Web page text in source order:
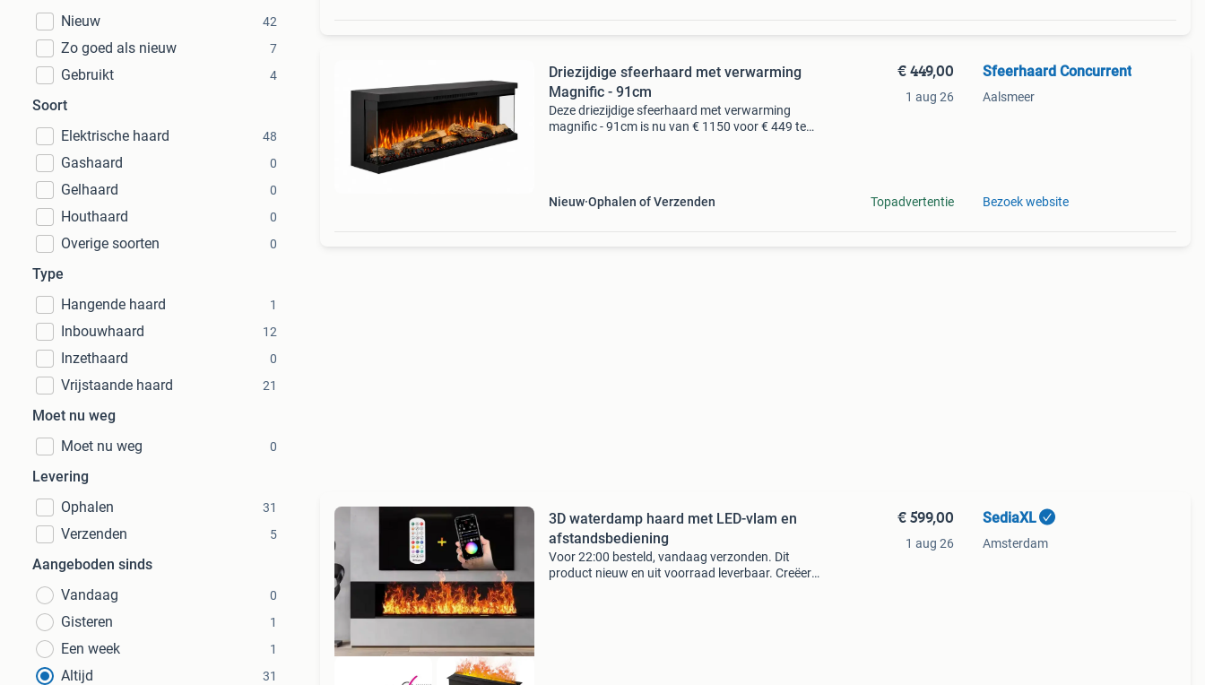
Nieuw
42
Zo goed als nieuw 7
Gebruikt 4
Soort
Elektrische haard
48
Gashaard 0
Gelhaard 0
Houthaard 0
Overige soorten 0
Type
Hangende haard
1
Inbouwhaard 12
Inzethaard 0
Vrijstaande haard 21
Moet nu weg
Moet nu weg
0
Levering
Ophalen
31
Verzenden 5
Aangeboden sinds
Vandaag
0
Gisteren 1
Een week 1
Altijd 31
Driezijdige sfeerhaard met verwarming
Magnific - 91cm
Deze driezijdige sfeerhaard met verwarming
magnific - 91cm is nu van € 1150 voor € 449 te
Nieuw Ophalen of Verzenden
€ 449,00
1 aug 26
Topadvertentie
Sfeerhaard Concurrent
Aalsmeer
Bezoek website
3D waterdamp haard met LED-vlam en
afstandsbediening
Voor 22:00 besteld, vandaag verzonden. Dit
product nieuw en uit voorraad leverbaar. Creëer
€ 599,00
1 aug 26
SediaXL
Amsterdam